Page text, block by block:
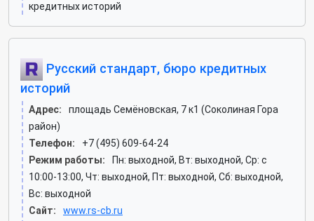
кредитных историй
Русский стандарт, бюро кредитных
историй
Адрес:
площадь Семёновская, 7 к1 (Соколиная Гора
район)
Телефон:
+7 (495) 609-64-24
Режим работы:
Пн: выходной, Вт: выходной, Ср: c
10:00-13:00, Чт: выходной, Пт: выходной, Сб: выходной,
Вс: выходной
Сайт:
www.rs-cb.ru